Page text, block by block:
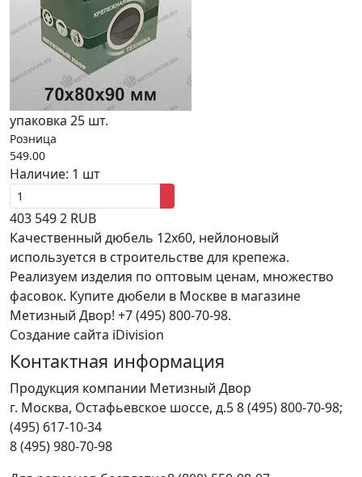
упаковка 25 шт.
Розница
549.00
Наличие: 1 шт
403 5492 RUB
Качественный дюбель 12х60, нейлоновый
используется в строительстве для крепежа.
Реализуем изделия по оптовым ценам, множество
фасовок. Купите дюбели в Москве в магазине
Метизный Двор! +7 (495) 800-70-98.
Создание сайта iDivision
Контактная информация
Продукция компании Метизный Двор
г. Москва, Остафьевское шоссе, д.58 (495) 800-70-98;
(495) 617-10-34
8 (495) 980-70-98